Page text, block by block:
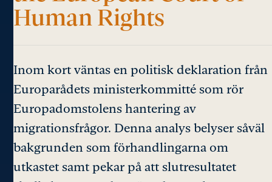
Human Rights
Inom kort väntas en politisk deklaration från
Europarådets ministerkommitté som rör
Europadomstolens hantering av
migrationsfrågor. Denna analys belyser såväl
bakgrunden som förhandlingarna om
utkastet samt pekar på att slutresultatet